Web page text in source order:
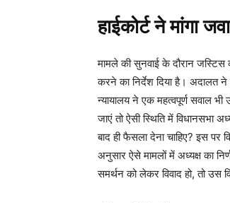
हाईकोर्ट ने मांगा
मामले की सुनवाई के दौरान जस्टिस
करने का निर्देश दिया है। अदालत
न्यायालय ने एक महत्वपूर्ण सवाल
जाएं तो ऐसी स्थिति में विधानसभा
बाद ही फैसला देना चाहिए? इस
अनुसार ऐसे मामलों में अध्यक्ष का
समर्थन को लेकर विवाद हो, तो उस